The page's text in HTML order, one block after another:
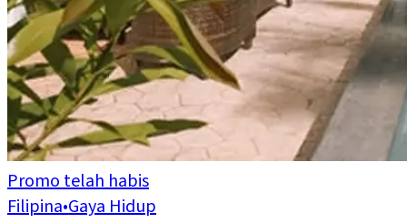
Promo telah habis
Filipina•Gaya Hidup